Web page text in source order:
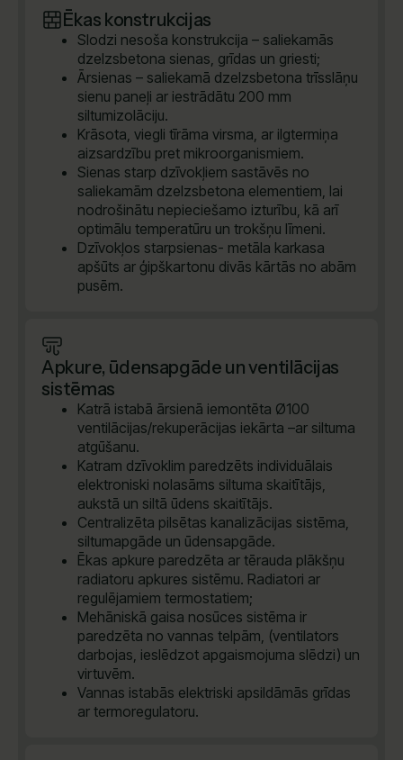
Ēkas konstrukcijas
Slodzi nesoša konstrukcija – saliekamās
dzelzsbetona sienas, grīdas un griesti;
Ārsienas – saliekamā dzelzsbetona trīsslāņu
sienu paneļi ar iestrādātu 200 mm
siltumizolāciju.
Krāsota, viegli tīrāma virsma, ar ilgtermiņa
aizsardzību pret mikroorganismiem.
Sienas starp dzīvokļiem sastāvēs no
saliekamām dzelzsbetona elementiem, lai
nodrošinātu nepieciešamo izturību, kā arī
optimālu temperatūru un trokšņu līmeni.
Dzīvokļos starpsienas- metāla karkasa
apšūts ar ģipškartonu divās kārtās no abām
pusēm.
Apkure, ūdensapgāde un ventilācijas
sistēmas
Katrā istabā ārsienā iemontēta Ø100
ventilācijas/rekuperācijas iekārta –ar siltuma
atgūšanu.
Katram dzīvoklim paredzēts individuālais
elektroniski nolasāms siltuma skaitītājs,
aukstā un siltā ūdens skaitītājs.
Centralizēta pilsētas kanalizācijas sistēma,
siltumapgāde un ūdensapgāde.
Ēkas apkure paredzēta ar tērauda plākšņu
radiatoru apkures sistēmu. Radiatori ar
regulējamiem termostatiem;
Mehāniskā gaisa nosūces sistēma ir
paredzēta no vannas telpām, (ventilators
darbojas, ieslēdzot apgaismojuma slēdzi) un
virtuvēm.
Vannas istabās elektriski apsildāmās grīdas
ar termoregulatoru.